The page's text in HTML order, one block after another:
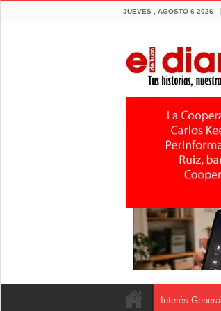
JUEVES , AGOSTO 6 2026
Interés General